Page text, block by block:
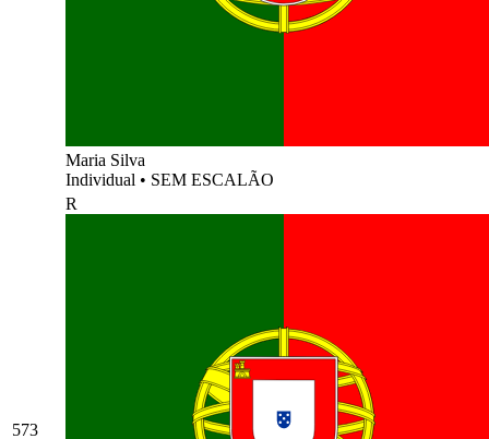
Maria Silva
Individual • SEM ESCALÃO
573
R